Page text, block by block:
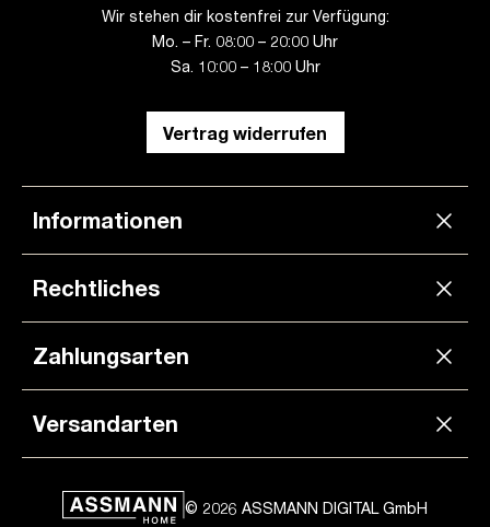
Wir stehen dir kostenfrei zur Verfügung:
Mo. – Fr. 08:00 – 20:00 Uhr
Sa. 10:00 – 18:00 Uhr
Vertrag widerrufen
Informationen
Rechtliches
Zahlungsarten
Versandarten
© 2026 ASSMANN DIGITAL GmbH